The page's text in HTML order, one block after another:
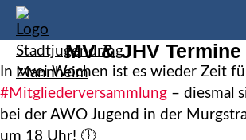
MV & JHV Termine
In zwei Wochen ist es wieder Zeit
#Mitgliederversammlung – diesmal
bei der AWO Jugend in der
um 18 Uhr! 🕕